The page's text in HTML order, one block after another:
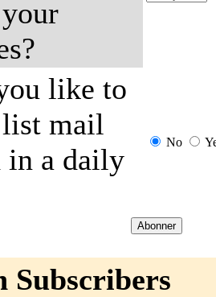
like to
mail
in a daily
No
Subscribers